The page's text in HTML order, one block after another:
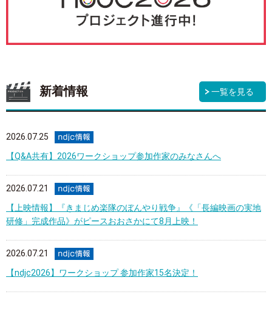
新着情報 一覧を見る
2026.07.25
【Q&A共有】2026ワークショップ参加作家のみなさんへ
2026.07.21
【上映情報】『きまじめ楽隊のぼんやり戦争』《「長編映画の実地
研修」完成作品》がピースおおさかにて8月上映！
2026.07.21
【ndjc2026】ワークショップ 参加作家15名決定！